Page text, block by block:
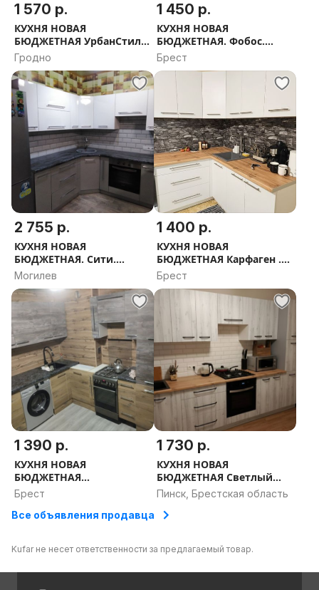
1 570 р.
КУХНЯ НОВАЯ
БЮДЖЕТНАЯ УрбанСтиль.
РАССРОЧКА, ДОСТАВКА,
ПРОЕКТ В ПОДАРОК
Гродно
1 450 р.
КУХНЯ НОВАЯ
БЮДЖЕТНАЯ. Фобос.
РАССРОЧКА, ДОСТАВКА,
ПРОЕКТ В ПОДАРОК
Брест
2 755 р.
КУХНЯ НОВАЯ
БЮДЖЕТНАЯ. Сити.
РАССРОЧКА, ДОСТАВКА,
Могилев
1 400 р.
КУХНЯ НОВАЯ
БЮДЖЕТНАЯ Карфаген .
РАССРОЧКА, ДОСТАВКА,
ПРОЕКТ В ПОДАРОК
Брест
1 390 р.
КУХНЯ НОВАЯ
БЮДЖЕТНАЯ
Современная классика.
РАССРОЧКА, ДОСТАВКА,
ПРОЕКТ В ПОДАРОК
Брест
1 730 р.
КУХНЯ НОВАЯ
БЮДЖЕТНАЯ Светлый
Бриз. РАССРОЧКА,
ДОСТАВКА, ПРОЕКТ В
ПОДАРОК
Пинск, Брестская область
Все объявления продавца
Kufar не несет ответственности за предлагаемый товар.